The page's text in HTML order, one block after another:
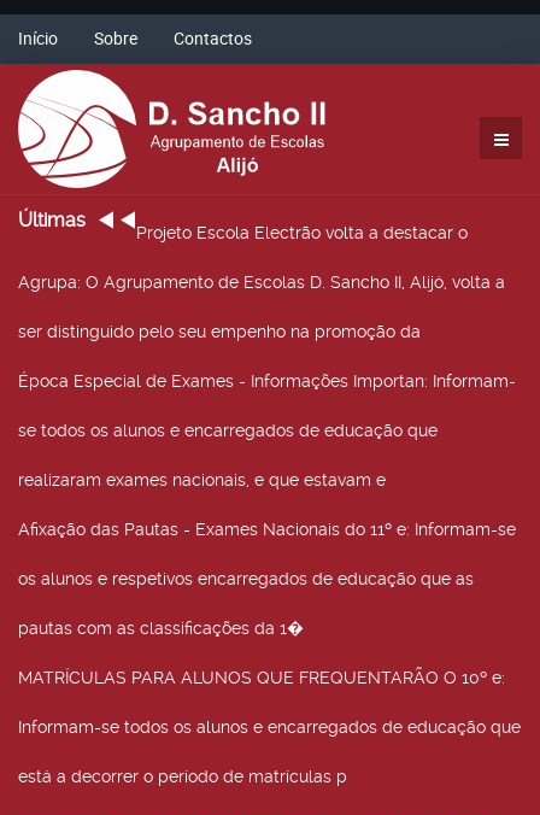
Início Sobre Contactos
Últimas
Projeto Escola Electrão volta a destacar o
Agrupa: O Agrupamento de Escolas D. Sancho II, Alijó, volta a
ser distinguido pelo seu empenho na promoção da
Época Especial de Exames - Informações Importan: Informam-
se todos os alunos e encarregados de educação que
realizaram exames nacionais, e que estavam e
Afixação das Pautas - Exames Nacionais do 11º e: Informam-se
os alunos e respetivos encarregados de educação que as
pautas com as classificações da 1�
MATRÍCULAS PARA ALUNOS QUE FREQUENTARÃO O 10º e:
Informam-se todos os alunos e encarregados de educação que
está a decorrer o período de matrículas p